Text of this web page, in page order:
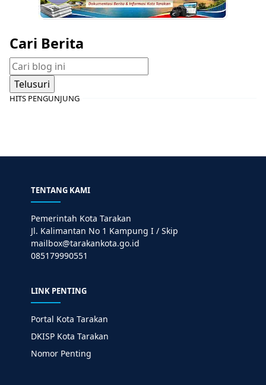
Cari Berita
HITS PENGUNJUNG
TENTANG KAMI
Pemerintah Kota Tarakan
Jl. Kalimantan No 1 Kampung I / Skip
mailbox@tarakankota.go.id
085179990551
LINK PENTING
Portal Kota Tarakan
DKISP Kota Tarakan
Nomor Penting